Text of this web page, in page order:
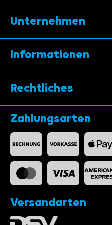
Unternehmen
Informationen
Rechtliches
Zahlungsarten
Versandarten